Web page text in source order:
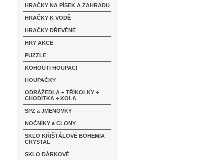
HRAČKY NA PÍSEK A ZAHRADU
HRAČKY K VODĚ
HRAČKY DŘEVĚNÉ
HRY AKCE
PUZZLE
KOHOUTI HOUPACI
HOUPAČKY
ODRÁŽEDLA + TŘÍKOLKY +
CHODÍTKA + KOLA
SPZ a JMENOVKY
NOČNÍKY a CLONY
SKLO KŘIŠŤÁLOVÉ BOHEMIA
CRYSTAL
SKLO DÁRKOVÉ